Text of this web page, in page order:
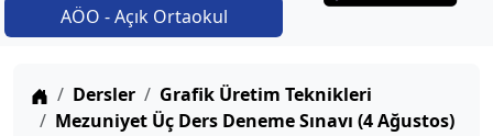
AÖO - Açık Ortaokul
Anasayfa
Dersler
Grafik Üretim Teknikleri
Mezuniyet Üç Ders Deneme Sınavı (4 Ağustos)